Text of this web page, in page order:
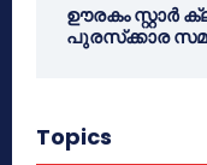
ഊരകം സ്റ്റാർ
പുരസ്‌ക്കാര
Topics